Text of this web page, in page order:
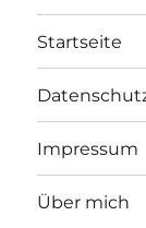
Startseite
Impressum
Über mich